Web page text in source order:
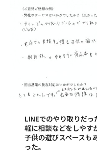
LINEでのやり取りだ
軽に相談などをしやす
子供の遊びスペースも
った。